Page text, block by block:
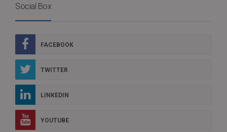
Social Box
FACEBOOK
TWITTER
LINKEDIN
YOUTUBE